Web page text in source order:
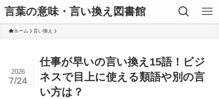
言葉の意味・言い換え図書館
ホーム 言い換え
仕事が早いの言い換え15語！ビジ
ネスで目上に使える類語や別の言
い方は？
2026
7/24